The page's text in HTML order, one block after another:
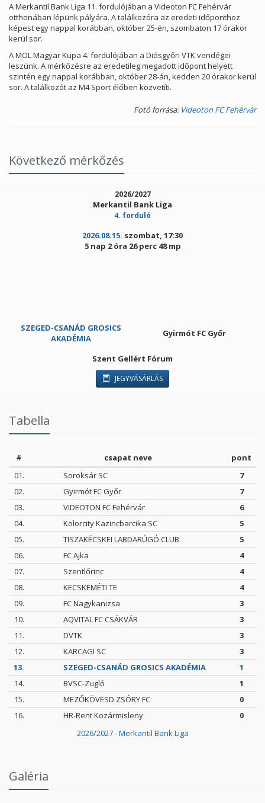
A Merkantil Bank Liga 11. fordulójában a Videoton FC Fehérvár
otthonában lépünk pályára. A találkozóra az eredeti időponthoz
képest egy nappal korábban, október 25-én, szombaton 17 órakor
kerül sor.
A MOL Magyar Kupa 4. fordulójában a Diósgyőri VTK vendégei
leszünk. A mérkőzésre az eredetileg megadott időpont helyett
szintén egy nappal korábban, október 28-án, kedden 20 órakor kerül
sor. A találkozót az M4 Sport élőben közvetíti.
Fotó forrása: Videoton FC Fehérvár
Következő mérkőzés
2026/2027
Merkantil Bank Liga
4. forduló
2026.08.15. szombat, 17:30
5 nap 2 óra 26 perc 47 mp
SZEGED-CSANÁD GROSICS
AKADÉMIA
Gyirmót FC Győr
Szent Gellért Fórum
JEGYVÁSÁRLÁS
Tabella
2026/2027 - Merkantil Bank Liga
# csapat neve
pont
01.
Soroksár SC
7
02.
Gyirmót FC Győr
7
03.
VIDEOTON FC Fehérvár
6
04.
Kolorcity Kazincbarcika SC
5
05.
TISZAKÉCSKEI LABDARÚGÓ CLUB
5
06.
FC Ajka
4
07.
Szentlőrinc
4
08.
KECSKEMÉTI TE
4
09.
FC Nagykanizsa
3
10.
AQVITAL FC CSÁKVÁR
3
11.
DVTK
3
12.
KARCAGI SC
3
13.
SZEGED-CSANÁD GROSICS AKADÉMIA
1
14.
BVSC-Zugló
1
15.
MEZŐKÖVESD ZSÓRY FC
0
16.
HR-Rent Kozármisleny 0
Galéria
Fórumban
2026.06.03.